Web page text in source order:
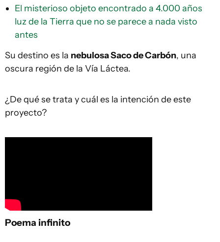
El misterioso objeto encontrado a 4.000 años
luz de la Tierra que no se parece a nada visto
antes
Su destino es la nebulosa Saco de Carbón, una
oscura región de la Vía Láctea.
¿De qué se trata y cuál es la intención de este
proyecto?
Poema infinito